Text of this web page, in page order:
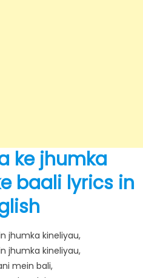
ke jhumka
baali lyrics in
jhumka kineliyau,
jhumka kineliyau,
mein bali,